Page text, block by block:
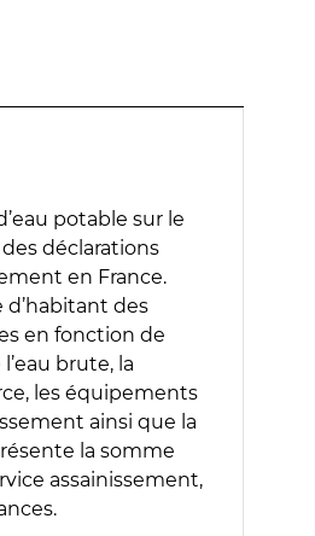
potable sur le
déclarations
en France.
des
en fonction de
brute, la
les équipements
ainsi que la
la somme
assainissement,